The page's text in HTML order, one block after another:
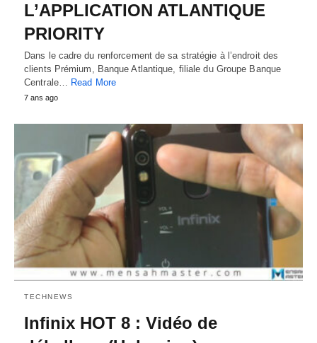
L’APPLICATION ATLANTIQUE
PRIORITY
Dans le cadre du renforcement de sa stratégie à l’endroit des
clients Prémium, Banque Atlantique, filiale du Groupe Banque
Centrale… Read More
7 ans ago
TECHNEWS
Infinix HOT 8 : Vidéo de